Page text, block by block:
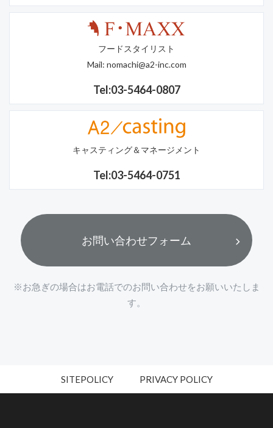
フードスタイリスト
Mail: nomachi@a2-inc.com
Tel:03-5464-0807
キャスティング＆マネージメント
Tel:03-5464-0751
お問い合わせフォーム
※お急ぎの場合はお電話でのお問い合わせをお願いいたしま
す。
SITEPOLICY PRIVACY POLICY